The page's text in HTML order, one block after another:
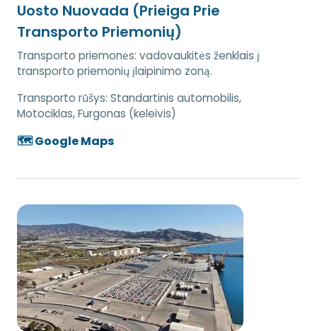
Uosto Nuovada (Prieiga Prie
Transporto Priemonių)
Transporto priemonės: vadovaukitės ženklais į
transporto priemonių įlaipinimo zoną.
Transporto rūšys: Standartinis automobilis,
Motociklas, Furgonas (keleivis)
🗺️ Google Maps